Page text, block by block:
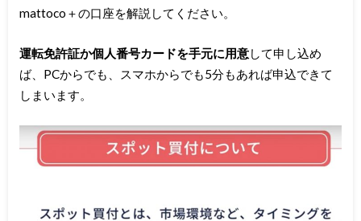
mattoco＋の口座を解説してください。
運転免許証か個人番号カードを手元に用意して申し込め
ば、PCからでも、スマホからでも5分もあれば申込できて
しまいます。